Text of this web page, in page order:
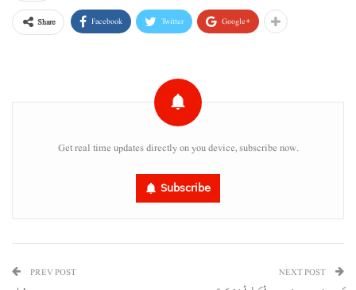
Share Facebook Twitter Google+
Get real time updates directly on you device, subscribe now.
Subscribe
PREV POST NEXT POST